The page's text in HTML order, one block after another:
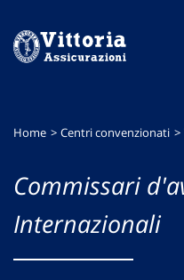
menu
contenuto
footer
Home Centri convenzionati
Commissari
Internazionali